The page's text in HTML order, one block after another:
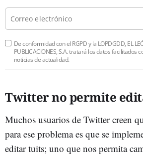
De conformidad con el RGPD y la LOPDGDD, EL
PUBLICACIONES, S.A. tratará los datos facilitados
noticias de actualidad.
Twitter no permite
Muchos usuarios de Twitter creen
para ese problema es que se
editar tuits; uno que nos permita